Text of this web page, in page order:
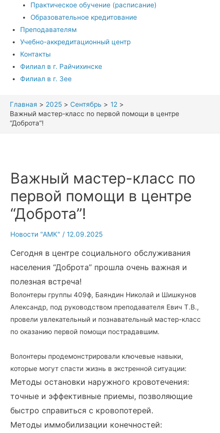
Практическое обучение (расписание)
Образовательное кредитование
Преподавателям
Учебно-аккредитационный центр
Контакты
Филиал в г. Райчихинске
Филиал в г. Зее
Главная 2025 Сентябрь
12
Важный мастер-класс по первой помощи в центре
“Доброта”!
Важный мастер-класс по
первой помощи в центре
“Доброта”!
Новости "АМК" /12.09.2025
Сегодня в центре социального обслуживания
населения “Доброта” прошла очень важная и
полезная встреча!
Волонтеры группы 409ф, Баяндин Николай и Шишкунов
Александр, под руководством преподавателя Евич Т.В.,
провели увлекательный и познавательный мастер-класс
по оказанию первой помощи пострадавшим.
Волонтеры продемонстрировали ключевые навыки,
которые могут спасти жизнь в экстренной ситуации:
Методы остановки наружного кровотечения:
точные и эффективные приемы, позволяющие
быстро справиться с кровопотерей.
Методы иммобилизации конечностей: